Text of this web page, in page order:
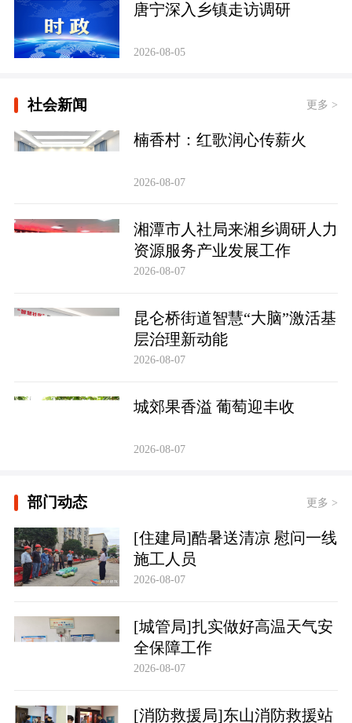
唐宁深入乡镇走访调研
2026-08-05
社会新闻 更多 >
楠香村：红歌润心传薪火
2026-08-07
湘潭市人社局来湘乡调研人力
资源服务产业发展工作
2026-08-07
昆仑桥街道智慧“大脑”激活基
层治理新动能
2026-08-07
城郊果香溢 葡萄迎丰收
2026-08-07
部门动态 更多 >
[住建局]酷暑送清凉 慰问一线
施工人员
2026-08-07
[城管局]扎实做好高温天气安
全保障工作
2026-08-07
[消防救援局]东山消防救援站